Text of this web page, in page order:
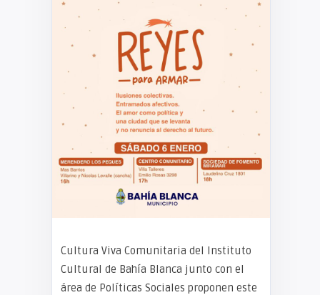
Cultura Viva Comunitaria del Instituto
Cultural de Bahía Blanca junto con el
área de Políticas Sociales proponen este